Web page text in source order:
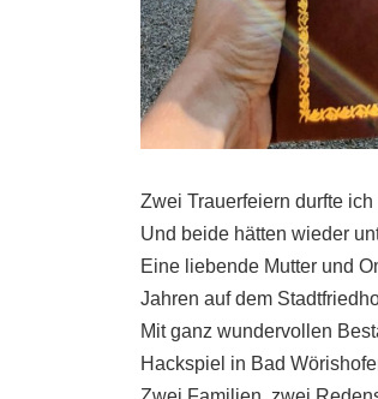
Zwei Trauerfeiern durfte
Und beide hätten wieder
Eine liebende Mutter und
Jahren auf dem
Mit ganz wundervollen
Hackspiel in Bad